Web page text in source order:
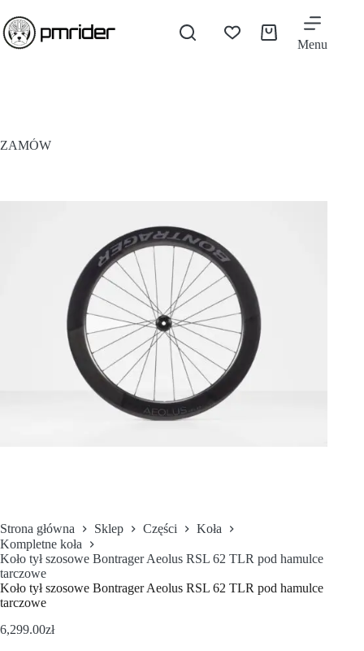
Menu
ZAMÓW
Strona główna Sklep Części
Koła
Kompletne koła
Koło tył szosowe Bontrager Aeolus RSL 62 TLR pod hamulce
tarczowe
Koło tył szosowe Bontrager Aeolus RSL 62 TLR pod hamulce
tarczowe
6,299.00zł